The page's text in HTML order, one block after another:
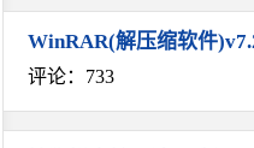
WinRAR(解压缩软件
评论：733